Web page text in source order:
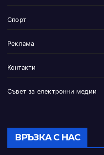
Спорт
Реклама
Контакти
Съвет за електронни медии
ВРЪЗКА С НАС